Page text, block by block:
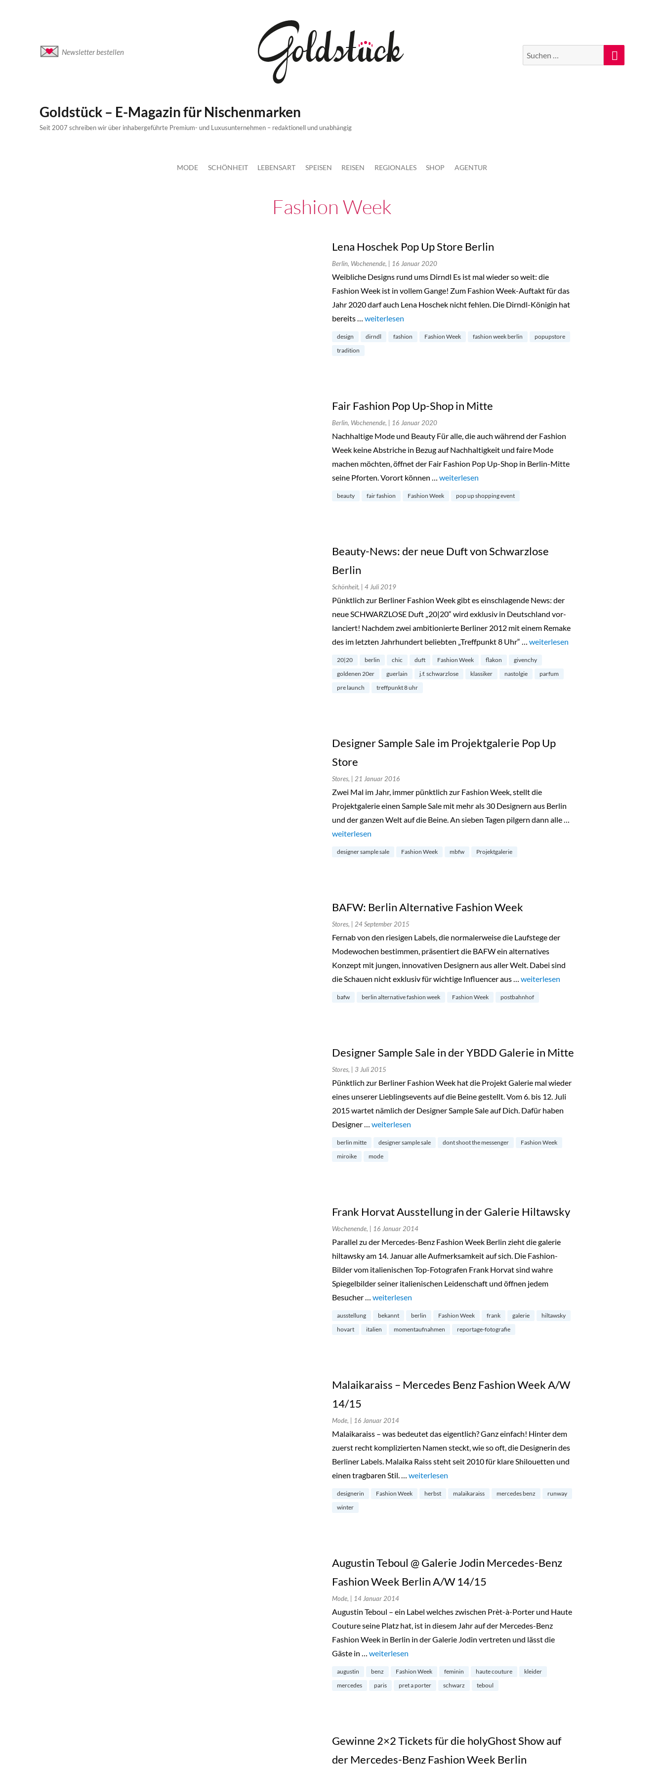
Newsletter bestellen
Suche
nach:
Suchen
Goldstück – E-Magazin für Nischenmarken
Seit 2007 schreiben wir über inhabergeführte Premium- und Luxusunternehmen – redaktionell und unabhängig
MODE SCHÖNHEIT LEBENSART SPEISEN REISEN REGIONALES SHOP AGENTUR
Fashion Week
Lena Hoschek Pop Up Store Berlin
Berlin, Wochenende, | 16 Januar 2020
Weibliche Designs rund ums Dirndl Es ist mal wieder so weit: die
Fashion Week ist in vollem Gange! Zum Fashion Week-Auftakt für das
Jahr 2020 darf auch Lena Hoschek nicht fehlen. Die Dirndl-Königin hat
bereits … „Lena Hoschek Pop Up Store Berlin“
weiterlesen
design dirndl fashion Fashion Week fashion week berlin
popupstore
tradition
Fair Fashion Pop Up-Shop in Mitte
Berlin, Wochenende, | 16 Januar 2020
Nachhaltige Mode und Beauty Für alle, die auch während der Fashion
Week keine Abstriche in Bezug auf Nachhaltigkeit und faire Mode
machen möchten, öffnet der Fair Fashion Pop Up-Shop in Berlin-Mitte
seine Pforten. Vorort können … „Fair Fashion Pop Up-Shop in Mitte“
weiterlesen
beauty fair fashion Fashion Week pop up shopping event
Beauty-News: der neue Duft von Schwarzlose
Berlin
Schönheit, | 4 Juli 2019
Pünktlich zur Berliner Fashion Week gibt es einschlagende News: der
neue SCHWARZLOSE Duft „20|20“ wird exklusiv in Deutschland vor-
lanciert! Nachdem zwei ambitionierte Berliner 2012 mit einem Remake
des im letzten Jahrhundert beliebten „Treffpunkt 8 Uhr“ … „Beauty-News: der neue Duft von
weiterlesen
20|20 berlin chic duft Fashion Week flakon
givenchy
goldenen 20er
guerlain j.f. schwarzlose klassiker nastolgie
parfum
pre launch
treffpunkt 8 uhr
Designer Sample Sale im Projektgalerie Pop Up
Store
Stores, | 21 Januar 2016
Zwei Mal im Jahr, immer pünktlich zur Fashion Week, stellt die
Projektgalerie einen Sample Sale mit mehr als 30 Designern aus Berlin
und der ganzen Welt auf die Beine. An sieben Tagen pilgern dann alle …
„Designer Sample Sale im Projektgalerie Pop Up Store“
weiterlesen
designer sample sale Fashion Week mbfw Projektgalerie
BAFW: Berlin Alternative Fashion Week
Stores, | 24 September 2015
Fernab von den riesigen Labels, die normalerweise die Laufstege der
Modewochen bestimmen, präsentiert die BAFW ein alternatives
Konzept mit jungen, innovativen Designern aus aller Welt. Dabei sind
die Schauen nicht exklusiv für wichtige Influencer aus … „BAFW: Berlin Alternative Fashion Week“
weiterlesen
bafw berlin alternative fashion week Fashion Week postbahnhof
Designer Sample Sale in der YBDD Galerie in Mitte
Stores, | 3 Juli 2015
Pünktlich zur Berliner Fashion Week hat die Projekt Galerie mal wieder
eines unserer Lieblingsevents auf die Beine gestellt. Vom 6. bis 12. Juli
2015 wartet nämlich der Designer Sample Sale auf Dich. Dafür haben
Designer … „Designer Sample Sale in der YBDD Galerie in Mitte“
weiterlesen
berlin mitte designer sample sale dont shoot the messenger
Fashion Week
miroike
mode
Frank Horvat Ausstellung in der Galerie Hiltawsky
Wochenende, | 16 Januar 2014
Parallel zu der Mercedes-Benz Fashion Week Berlin zieht die galerie
hiltawsky am 14. Januar alle Aufmerksamkeit auf sich. Die Fashion-
Bilder vom italienischen Top-Fotografen Frank Horvat sind wahre
Spiegelbilder seiner italienischen Leidenschaft und öffnen jedem
Besucher … „Frank Horvat Ausstellung in der Galerie Hiltawsky“
weiterlesen
ausstellung bekannt berlin Fashion Week frank galerie
hiltawsky
hovart
italien momentaufnahmen reportage-fotografie
Malaikaraiss – Mercedes Benz Fashion Week A/W
14/15
Mode, | 16 Januar 2014
Malaikaraiss – was bedeutet das eigentlich? Ganz einfach! Hinter dem
zuerst recht komplizierten Namen steckt, wie so oft, die Designerin des
Berliner Labels. Malaika Raiss steht seit 2010 für klare Shilouetten und
einen tragbaren Stil. … „Malaikaraiss – Mercedes Benz Fashion Week A/W 14/15“
weiterlesen
designerin Fashion Week herbst malaikaraiss mercedes benz
runway
winter
Augustin Teboul @ Galerie Jodin Mercedes-Benz
Fashion Week Berlin A/W 14/15
Mode, | 14 Januar 2014
Augustin Teboul – ein Label welches zwischen Prèt-à-Porter und Haute
Couture seine Platz hat, ist in diesem Jahr auf der Mercedes-Benz
Fashion Week in Berlin in der Galerie Jodin vertreten und lässt die
Gäste in … „Augustin Teboul @ Galerie Jodin Mercedes-Benz Fashion Week Berlin A/W 14/15“
weiterlesen
augustin benz Fashion Week feminin haute couture
kleider
mercedes
paris pret a porter schwarz teboul
Gewinne 2×2 Tickets für die holyGhost Show auf
der Mercedes-Benz Fashion Week Berlin